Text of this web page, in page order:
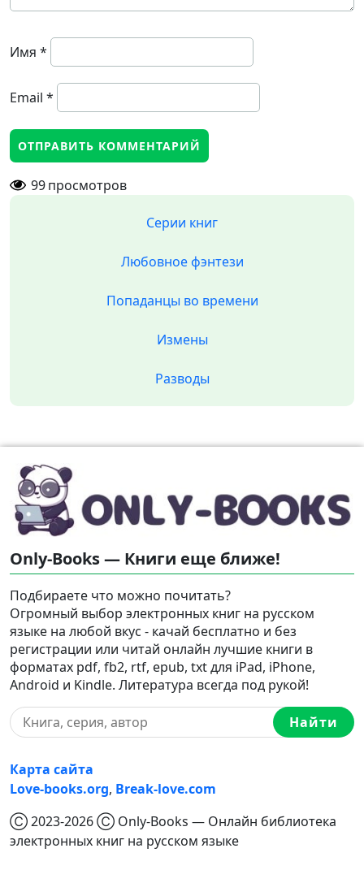
Имя *
Email *
99просмотров
Серии книг
Любовное фэнтези
Попаданцы во времени
Измены
Разводы
Only-Books — Книги еще ближе!
Подбираете что можно почитать?
Огромный выбор электронных книг на русском
языке на любой вкус - качай бесплатно и без
регистрации или читай онлайн лучшие книги в
форматах pdf, fb2, rtf, epub, txt для iPad, iPhone,
Android и Kindle. Литература всегда под рукой!
Найти
Карта сайта
Love-books.org, Break-love.com
Ⓒ 2023-2026 Ⓒ Only-Books — Онлайн библиотека
электронных книг на русском языке